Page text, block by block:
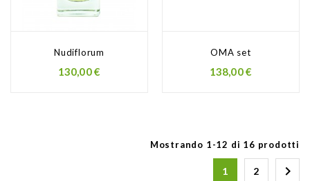
Nudiflorum
130,00 €
OMA set
138,00 €
Mostrando 1-12 di 16 prodotti
1 2 